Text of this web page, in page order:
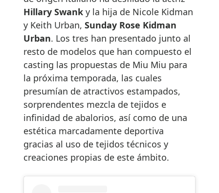
Hillary Swank y la hija de Nicole Kidman
y Keith Urban, Sunday Rose Kidman
Urban. Los tres han presentado junto al
resto de modelos que han compuesto el
casting las propuestas de Miu Miu para
la próxima temporada, las cuales
presumían de atractivos estampados,
sorprendentes mezcla de tejidos e
infinidad de abalorios, así como de una
estética marcadamente deportiva
gracias al uso de tejidos técnicos y
creaciones propias de este ámbito.